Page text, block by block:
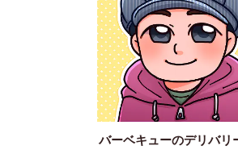
バーベキューのデリバリ